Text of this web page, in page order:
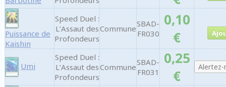
Puissance de
Kaishin
Speed Duel :
L’Assaut des
Profondeurs
CommuneSBAD-
FR030
0,10
€
Umi
Speed Duel :
L’Assaut des
Profondeurs
CommuneSBAD-
FR031
0,25
€